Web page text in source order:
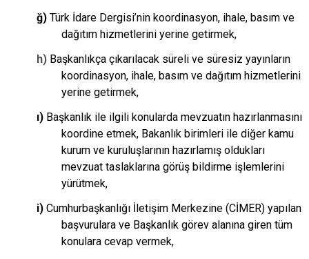
ğ)Türk İdare Dergisi’nin koordinasyon, ihale, basım ve
dağıtım hizmetlerini yerine getirmek,
h) Başkanlıkça çıkarılacak süreli ve süresiz yayınların
koordinasyon, ihale, basım ve dağıtım hizmetlerini
yerine getirmek,
ı)Başkanlık ile ilgili konularda mevzuatın hazırlanmasını
koordine etmek, Bakanlık birimleri ile diğer kamu
kurum ve kuruluşlarının hazırlamış oldukları
mevzuat taslaklarına görüş bildirme işlemlerini
yürütmek,
i)Cumhurbaşkanlığı İletişim Merkezine (CİMER) yapılan
başvurulara ve Başkanlık görev alanına giren tüm
konulara cevap vermek,